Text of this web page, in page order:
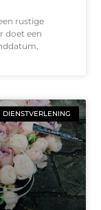
rustige
doet een
DIENSTVERLENING